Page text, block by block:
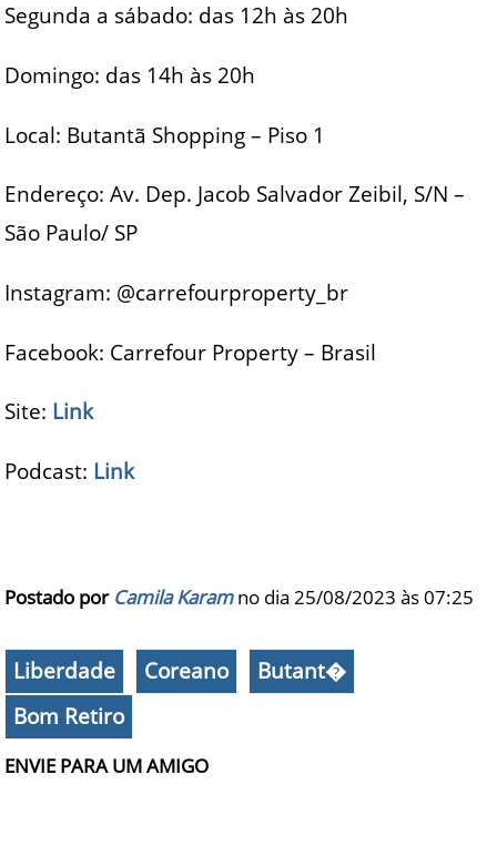
Segunda a sábado: das 12h às 20h
Domingo: das 14h às 20h
Local: Butantã Shopping – Piso 1
Endereço: Av. Dep. Jacob Salvador Zeibil, S/N –
São Paulo/ SP
Instagram: @carrefourproperty_br
Facebook: Carrefour Property – Brasil
Site: Link
Podcast: Link
Postado por Camila Karamno dia 25/08/2023 às07:25
Liberdade Coreano
Butant�
Bom Retiro
ENVIE PARA UM AMIGO